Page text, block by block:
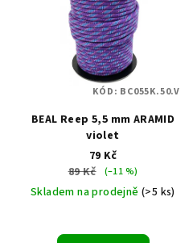
BEAL Reep 5,5 mm ARAMID
violet
79 Kč
89 Kč
(–11 %)
Skladem na prodejně(>5 ks)
KÓD: BC055K.50.V